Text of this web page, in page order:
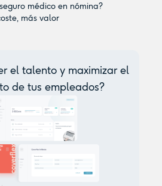
médico en nómina?
más valor
el talento y maximizar el
de tus empleados?